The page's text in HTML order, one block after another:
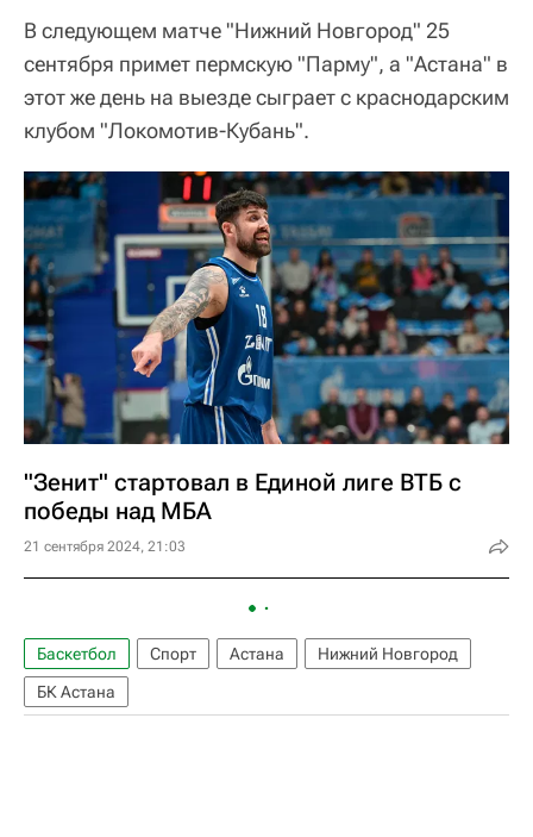
В следующем матче "Нижний Новгород" 25
сентября примет пермскую "Парму", а "Астана" в
этот же день на выезде сыграет с краснодарским
клубом "Локомотив-Кубань".
"Зенит" стартовал в Единой лиге ВТБ с
победы над МБА
21 сентября 2024, 21:03
Баскетбол Спорт Астана
Нижний Новгород
БК Астана